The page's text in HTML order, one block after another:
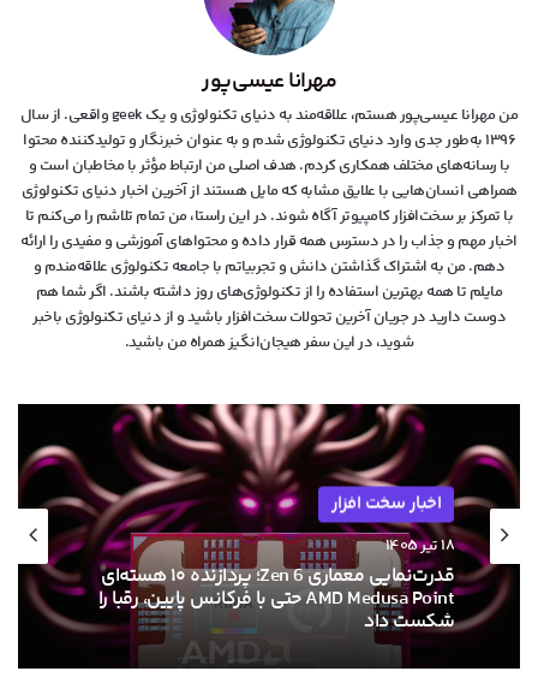
مهرانا عیسی‌پور
من مهرانا عیسی‌پور هستم، علاقه‌مند به دنیای تکنولوژی و یک geek واقعی. از سال
۱۳۹۶ به‌طور جدی وارد دنیای تکنولوژی شدم و به عنوان خبرنگار و تولیدکننده محتوا
با رسانه‌های مختلف همکاری کردم. هدف اصلی من ارتباط مؤثر با مخاطبان است و
همراهی انسان‌هایی با علایق مشابه که مایل هستند از آخرین اخبار دنیای تکنولوژی
با تمرکز بر سخت‌افزار کامپیوتر آگاه شوند. در این راستا، من تمام تلاشم را می‌کنم تا
اخبار مهم و جذاب را در دسترس همه قرار داده و محتواهای آموزشی و مفیدی را ارائه
دهم. من به اشتراک گذاشتن دانش و تجربیاتم با جامعه تکنولوژی علاقه‌مندم و
مایلم تا همه بهترین استفاده را از تکنولوژی‌های روز داشته باشند. اگر شما هم
دوست دارید در جریان آخرین تحولات سخت‌افزار باشید و از دنیای تکنولوژی‌ باخبر
شوید، در این سفر هیجان‌انگیز همراه من باشید.
اخبار سخت افزار
۱۸ تیر ۱۴۰۵
قدرت‌نمایی معماری Zen 6؛ پردازنده ۱۰ هسته‌ای
AMD Medusa Point حتی با فرکانس پایین، رقبا را
شکست داد